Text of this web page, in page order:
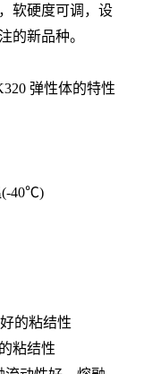
软硬度可调，设
的新品种。
弹性体的特性
(-40℃)
的粘结性
粘结性